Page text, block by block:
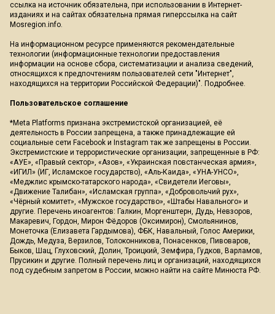
ссылка на источник обязательна, при использовании в Интернет-
изданиях и на сайтах обязательна прямая гиперссылка на сайт
Mosregion.info.
На информационном ресурсе применяются рекомендательные
технологии (информационные технологии предоставления
информации на основе сбора, систематизации и анализа сведений,
относящихся к предпочтениям пользователей сети "Интернет",
находящихся на территории Российской Федерации)". Подробнее.
Пользовательское соглашение
*Meta Platforms признана экстремистской организацией, её
деятельность в России запрещена, а также принадлежащие ей
социальные сети Facebook и Instagram так же запрещены в России.
Экстремистские и террористические организации, запрещенные в РФ:
«АУЕ», «Правый сектор», «Азов», «Украинская повстанческая армия»,
«ИГИЛ» (ИГ, Исламское государство), «Аль-Каида», «УНА-УНСО»,
«Меджлис крымско-татарского народа», «Свидетели Иеговы»,
«Движение Талибан», «Исламская группа», «Добровольчий рух»,
«Чёрный комитет», «Мужское государство», «Штабы Навального» и
другие. Перечень иноагентов: Галкин, Моргенштерн, Дудь, Невзоров,
Макаревич, Гордон, Мирон Фёдоров (Оксимирон), Смольянинов,
Монеточка (Елизавета Гардымова), ФБК, Навальный, Голос Америки,
Дождь, Медуза, Верзилов, Толоконникова, Понасенков, Пивоваров,
Быков, Шац, Глуховский, Долин, Троицкий, Земфира, Гудков, Варламов,
Прусикин и другие. Полный перечень лиц и организаций, находящихся
под судебным запретом в России, можно найти на сайте Минюста РФ.